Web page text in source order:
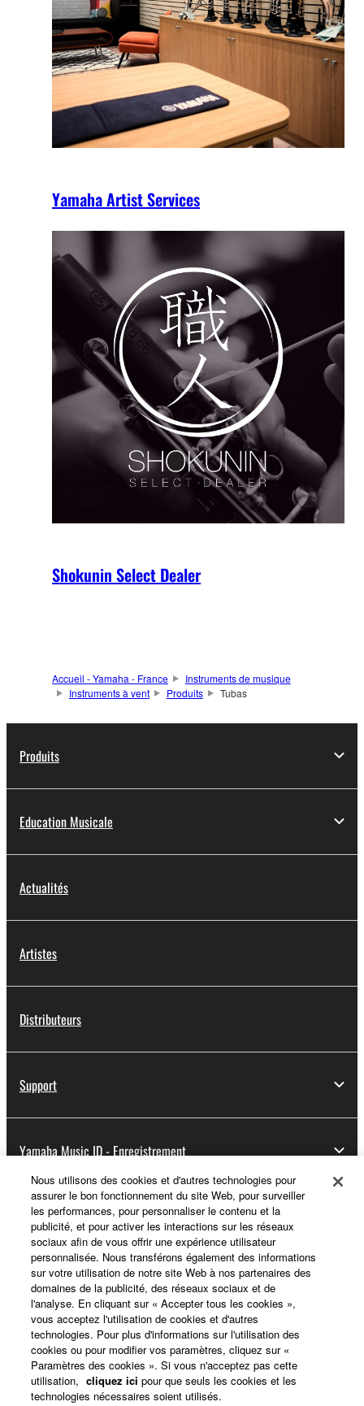
Yamaha Artist Services
Shokunin Select Dealer
Accueil - Yamaha - France
Instruments de musique
Instruments à vent
Produits Tubas
Produits
Education Musicale
Actualités
Artistes
Distributeurs
Support
Yamaha Music ID - Enregistrement
A propos de Yamaha
France - French
Professionnel
Nous utilisons des cookies et d'autres technologies pour
assurer le bon fonctionnement du site Web, pour surveiller
les performances, pour personnaliser le contenu et la
publicité, et pour activer les interactions sur les réseaux
sociaux afin de vous offrir une expérience utilisateur
personnalisée. Nous transférons également des informations
sur votre utilisation de notre site Web à nos partenaires des
domaines de la publicité, des réseaux sociaux et de
l'analyse. En cliquant sur « Accepter tous les cookies »,
vous acceptez l'utilisation de cookies et d'autres
technologies. Pour plus d'informations sur l'utilisation des
cookies ou pour modifier vos paramètres, cliquez sur «
Paramètres des cookies ». Si vous n'acceptez pas cette
utilisation, cliquez ici pour que seuls les cookies et les
technologies nécessaires soient utilisés.